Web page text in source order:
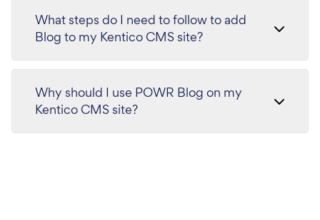
What steps do I need to follow to add
Blog to my Kentico CMS site?
Why should I use POWR Blog on my
Kentico CMS site?